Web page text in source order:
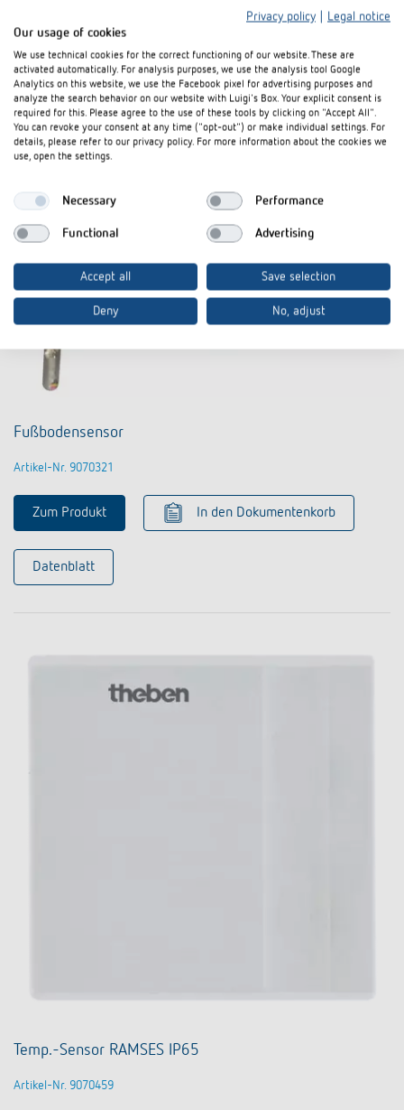
Fußbodensensor
Artikel-Nr. 9070321
Zum Produkt In den Dokumentenkorb
Datenblatt
Temp.-Sensor RAMSES IP65
Artikel-Nr. 9070459
Privacy policy
Legal notice
Our usage of cookies
We use technical cookies for the correct functioning of our website. These are
activated automatically. For analysis purposes, we use the analysis tool Google
Analytics on this website, we use the Facebook pixel for advertising purposes and
analyze the search behavior on our website with Luigi's Box. Your explicit consent is
required for this. Please agree to the use of these tools by clicking on "Accept All".
You can revoke your consent at any time ("opt-out") or make individual settings. For
details, please refer to our privacy policy. For more information about the cookies we
use, open the settings.
Necessary Performance
Functional Advertising
Accept all Save selection
Deny No, adjust